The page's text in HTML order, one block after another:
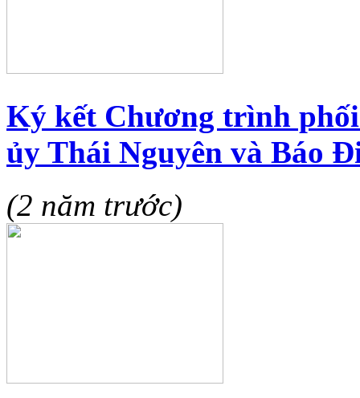
Ký kết Chương trình
ủy Thái Nguyên và Báo
(2 năm trước)